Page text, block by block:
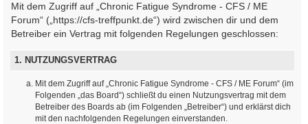
Mit dem Zugriff auf „Chronic Fatigue Syndrome - CFS / ME
Forum“ („https://cfs-treffpunkt.de“) wird zwischen dir und dem
Betreiber ein Vertrag mit folgenden Regelungen geschlossen:
1. NUTZUNGSVERTRAG
Mit dem Zugriff auf „Chronic Fatigue Syndrome - CFS / ME Forum“ (im
Folgenden „das Board“) schließt du einen Nutzungsvertrag mit dem
Betreiber des Boards ab (im Folgenden „Betreiber“) und erklärst dich
mit den nachfolgenden Regelungen einverstanden.